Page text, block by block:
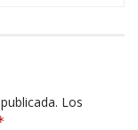
Los